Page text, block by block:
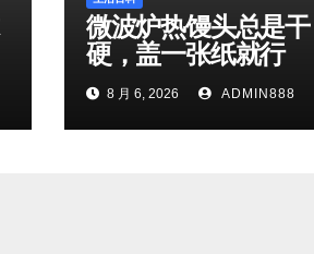
微波炉热馒头总是干
硬，盖一张纸就行
8 月 6, 2026 ADMIN888